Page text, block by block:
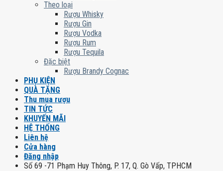
Theo loại
Rượu Whisky
Rượu Gin
Rượu Vodka
Rượu Rum
Rượu Tequila
Đặc biệt
Rượu Brandy Cognac
PHỤ KIỆN
QUÀ TẶNG
Thu mua rượu
TIN TỨC
KHUYẾN MÃI
HỆ THỐNG
Liên hệ
Cửa hàng
Đăng nhập
Số 69 -71 Phạm Huy Thông, P. 17, Q. Gò Vấp, TPHCM